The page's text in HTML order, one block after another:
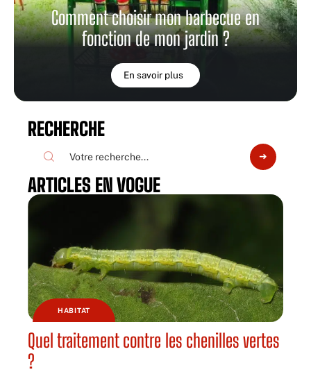
Comment choisir mon barbecue en
fonction de mon jardin ?
En savoir plus
RECHERCHE
ARTICLES EN VOGUE
HABITAT
Quel traitement contre les chenilles vertes
?